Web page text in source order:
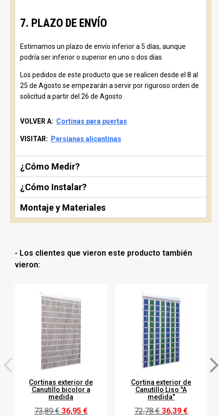
7. PLAZO DE ENVÍO
Estimamos un plazo de envío inferior a 5 días, aunque
podría ser inferior o superior en uno o dos días.
Los pedidos de este producto que se realicen desde el 8 al
25 de Agosto se empezarán a servir por riguroso orden de
solicitud a partir del 26 de Agosto
VOLVER A: Cortinas para puertas
VISITAR: Persianas alicantinas
¿Cómo Medir?
¿Cómo Instalar?
Montaje y Materiales
- Los clientes que vieron este producto también
vieron:
Cortinas exterior de
Canutillo bicolor a
medida
73,89 € 36,95 €
Cortina exterior de
Canutillo Liso "A
medida"
72,78 € 36,39 €